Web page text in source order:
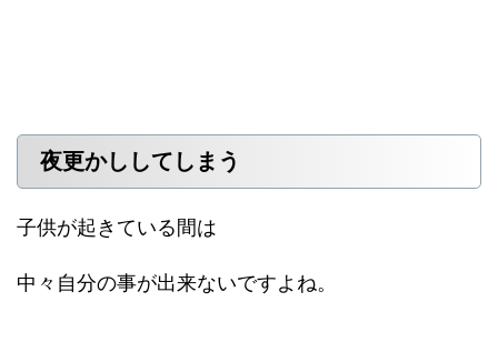
夜更かししてしまう
子供が起きている間は
中々自分の事が出来ないですよね。